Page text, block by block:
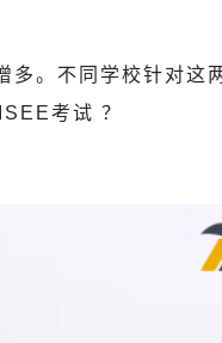
多。不同学校针对这
考试 ？